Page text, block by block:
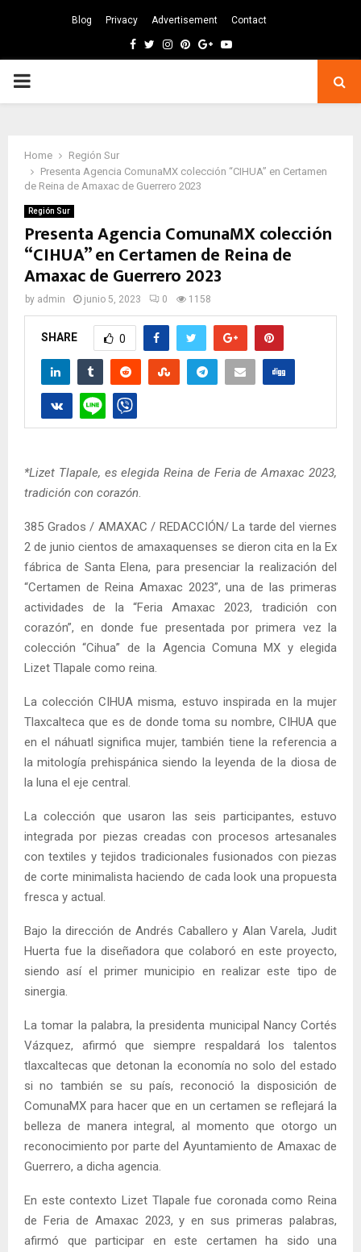
Blog Privacy Advertisement Contact
Facebook
TwitterInstagram
Pinterest
GoogleYoutube
PRIMARY
Home
Región Sur
Presenta Agencia ComunaMX colección “CIHUA” en Certamen
de Reina de Amaxac de Guerrero 2023
Región Sur
Presenta Agencia ComunaMX colección
“CIHUA” en Certamen de Reina de
Amaxac de Guerrero 2023
by admin junio 5, 2023 0 1158
SHARE 0
*Lizet Tlapale, es elegida Reina de Feria de Amaxac 2023,
tradición con corazón
385 Grados / AMAXAC / REDACCIÓN/ La tarde del viernes
2 de junio cientos de amaxaquenses se dieron cita en la Ex
fábrica de Santa Elena, para presenciar la realización del
“Certamen de Reina Amaxac 2023”, una de las primeras
actividades de la “Feria Amaxac 2023, tradición con
corazón”, en donde fue presentada por primera vez la
colección “Cihua” de la Agencia Comuna MX y elegida
Lizet Tlapale como reina.
La colección CIHUA misma, estuvo inspirada en la mujer
Tlaxcalteca que es de donde toma su nombre, CIHUA que
en el náhuatl significa mujer, también tiene la referencia a
la mitología prehispánica siendo la leyenda de la diosa de
la luna el eje central.
La colección que usaron las seis participantes, estuvo
integrada por piezas creadas con procesos artesanales
con textiles y tejidos tradicionales fusionados con piezas
de corte minimalista haciendo de cada look una propuesta
fresca y actual.
Bajo la dirección de Andrés Caballero y Alan Varela, Judit
Huerta fue la diseñadora que colaboró en este proyecto,
siendo así el primer municipio en realizar este tipo de
sinergia.
La tomar la palabra, la presidenta municipal Nancy Cortés
Vázquez, afirmó que siempre respaldará los talentos
tlaxcaltecas que detonan la economía no solo del estado
si no también se su país, reconoció la disposición de
ComunaMX para hacer que en un certamen se reflejará la
belleza de manera integral, al momento que otorgo un
reconocimiento por parte del Ayuntamiento de Amaxac de
Guerrero, a dicha agencia.
En este contexto Lizet Tlapale fue coronada como Reina
de Feria de Amaxac 2023, y en sus primeras palabras,
afirmó que participar en este certamen ha sido una